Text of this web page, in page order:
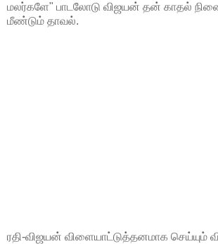
மலர்களே" பாடலோடு விஜயன் தன் காதல்
மீண்டும் தாவல்.
ரதி-விஜயன் விளையாட்டுத்தனமாக செய்யும்